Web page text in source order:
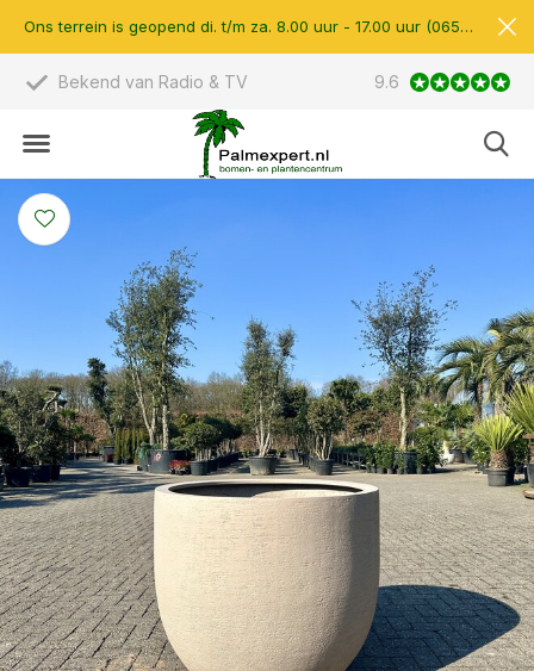
Scherpe prijzen & eigen import 14.000 m2
9.6
Ons terrein is geopend di. t/m za. 8.00 uur - 17.00 uur (0657510597)